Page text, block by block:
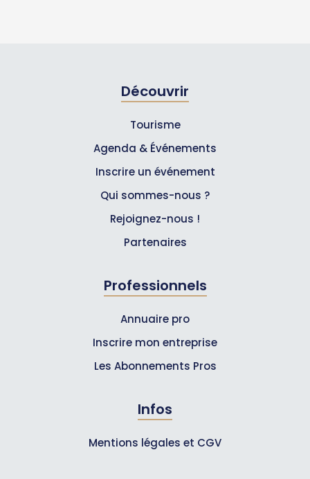
Découvrir
Tourisme
Agenda & Événements
Inscrire un événement
Qui sommes-nous ?
Rejoignez-nous !
Partenaires
Professionnels
Annuaire pro
Inscrire mon entreprise
Les Abonnements Pros
Infos
Mentions légales et CGV